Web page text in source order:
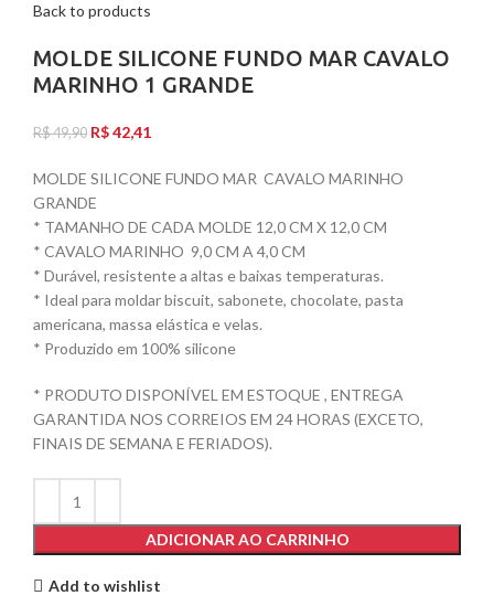
Back to products
MOLDE SILICONE FUNDO MAR CAVALO
MARINHO 1 GRANDE
R$49,90 R$42,41
MOLDE SILICONE FUNDO MAR CAVALO MARINHO
GRANDE
* TAMANHO DE CADA MOLDE 12,0 CM X 12,0 CM
* CAVALO MARINHO 9,0 CM A 4,0 CM
* Durável, resistente a altas e baixas temperaturas.
* Ideal para moldar biscuit, sabonete, chocolate, pasta
americana, massa elástica e velas.
* Produzido em 100% silicone
* PRODUTO DISPONÍVEL EM ESTOQUE , ENTREGA
GARANTIDA NOS CORREIOS EM 24 HORAS (EXCETO,
FINAIS DE SEMANA E FERIADOS).
ADICIONAR AO CARRINHO
Add to wishlist